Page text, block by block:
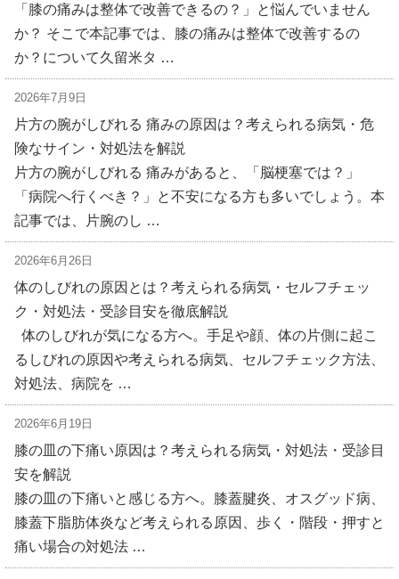
「膝の痛みは整体で改善できるの？」と悩んでいません
か？ そこで本記事では、膝の痛みは整体で改善するの
か？について久留米タ …
2026年7月9日
片方の腕がしびれる 痛みの原因は？考えられる病気・危
険なサイン・対処法を解説
片方の腕がしびれる 痛みがあると、「脳梗塞では？」
「病院へ行くべき？」と不安になる方も多いでしょう。本
記事では、片腕のし …
2026年6月26日
体のしびれの原因とは？考えられる病気・セルフチェッ
ク・対処法・受診目安を徹底解説
体のしびれが気になる方へ。手足や顔、体の片側に起こ
るしびれの原因や考えられる病気、セルフチェック方法、
対処法、病院を …
2026年6月19日
膝の皿の下痛い原因は？考えられる病気・対処法・受診目
安を解説
膝の皿の下痛いと感じる方へ。膝蓋腱炎、オスグッド病、
膝蓋下脂肪体炎など考えられる原因、歩く・階段・押すと
痛い場合の対処法 …